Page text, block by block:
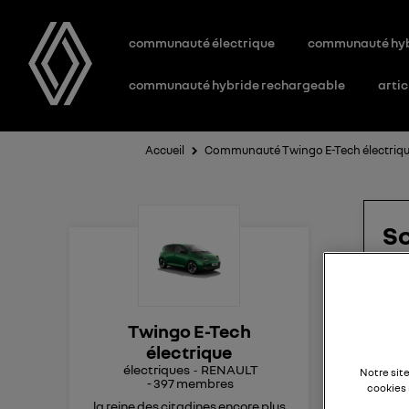
communauté électrique communauté
communauté hybride rechargeable
Accueil Communauté Twingo E-Tech
Twingo E-Tech
électrique
électriques
RENAULT
-397membres
la reine des citadines encore plus
Notre
cookies